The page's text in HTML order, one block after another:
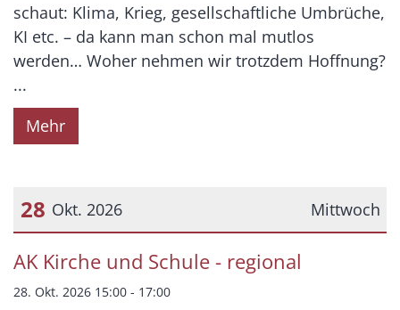
schaut: Klima, Krieg, gesellschaftliche Umbrüche,
KI etc. – da kann man schon mal mutlos
werden… Woher nehmen wir trotzdem Hoffnung?
...
Mehr
Mittwoch
28 Okt. 2026
Datum: 28. Oktober 2026
AK Kirche und Schule - regional
28. Okt. 2026 15:00 - 17:00